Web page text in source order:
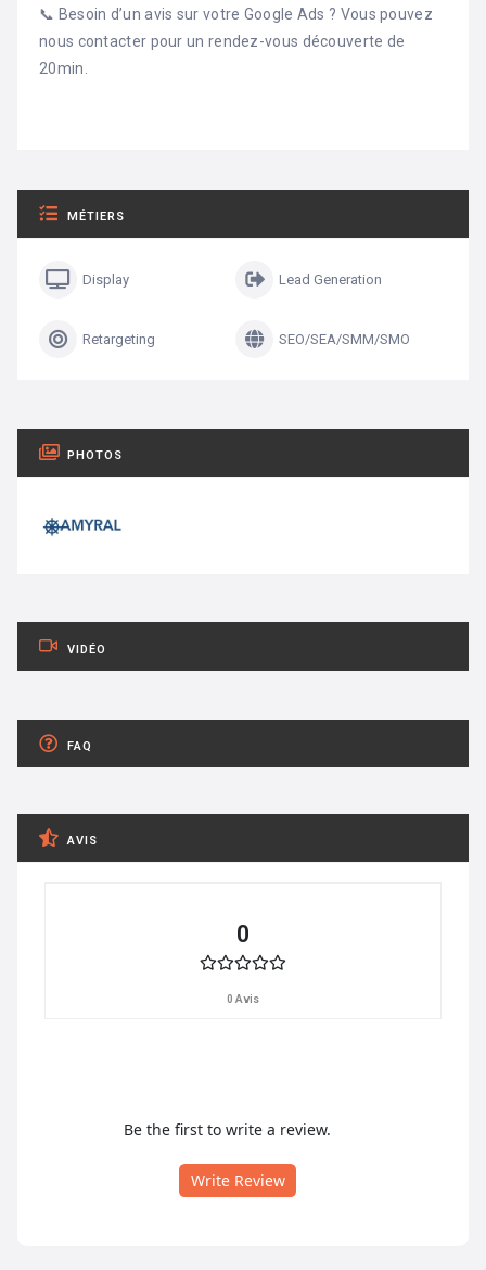
📞 Besoin d’un avis sur votre Google Ads ? Vous pouvez
nous contacter pour un rendez-vous découverte de
20min.
MÉTIERS
Display Lead Generation
Retargeting SEO/SEA/SMM/SMO
PHOTOS
VIDÉO
FAQ
AVIS
0
0 Avis
Be the first to write a review.
Write Review